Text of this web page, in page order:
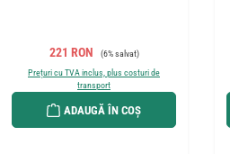
Preț de vânzare:
221 RON Preț obișnuit:
(6% salvat)
Prețuri cu TVA inclus, plus costuri de
transport
ADAUGĂ ÎN COȘ